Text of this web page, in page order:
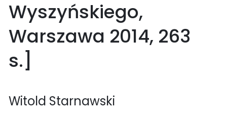
Wyszyńskiego,
Warszawa 2014, 263
s.]
Witold Starnawski